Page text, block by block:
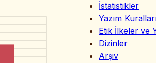
İstatistikler
Yazım
Etik İlkeler ve
Dizinler
Arşiv